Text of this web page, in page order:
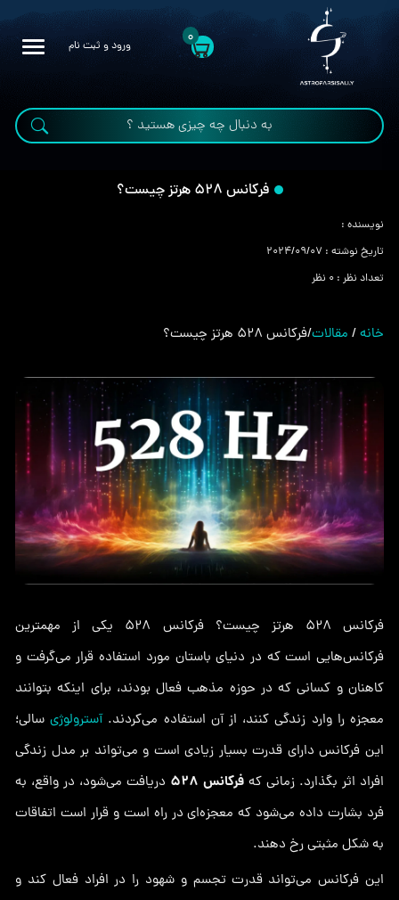
0 ورود و ثبت نام
فرکانس 528 هرتز چیست؟
نویسنده :
تاریخ نوشته : 2024/09/07
تعداد نظر : 0 نظر
خانه/ مقالات/فرکانس 528 هرتز چیست؟
فرکانس 528 هرتز چیست؟ فرکانس 528 یکی از مهمترین
فرکانس‌هایی است که در دنیای باستان مورد استفاده قرار می‌گرفت و
کاهنان و کسانی که در حوزه مذهب فعال بودند، برای اینکه بتوانند
معجزه را وارد زندگی کنند، از آن استفاده می‌کردند.آسترولوژیسالی؛
این فرکانس دارای قدرت بسیار زیادی است و می‌تواند بر مدل زندگی
افراد اثر بگذارد. زمانی کهفرکانس 528
دریافت می‌شود، در واقع، به
فرد بشارت داده می‌شود که معجزه‌ای در راه است و قرار است اتفاقات
به شکل مثبتی رخ دهند.
این فرکانس می‌تواند قدرت تجسم و شهود را در افراد فعال کند و